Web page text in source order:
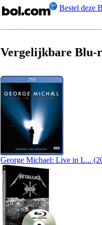
Bestel deze
Vergelijkbare Blu-
George Michael: Live in L...